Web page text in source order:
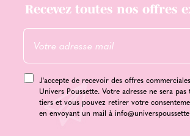
Recevez toutes nos offres
J'accepte de recevoir des offres
Univers Poussette. Votre adresse ne sera pas
tiers et vous pouvez retirer votre
en envoyant un mail à